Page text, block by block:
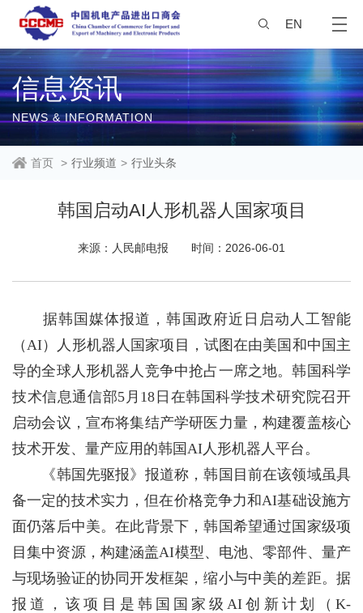
EN
信息资讯
NEWS & INFORMATION
首页 > 行业频道 > 行业头条
韩国启动AI人形机器人国家项目
来源：人民邮电报 时间：2026-06-01
据韩国媒体报道，韩国政府近日启动人工智能
（AI）人形机器人国家项目，试图在由美国和中国主
导的全球人形机器人竞争中抢占一席之地。韩国科学
技术信息通信部5月18日在韩国科学技术研究院召开
启动会议，宣布将集结产学研医力量，构建覆盖核心
技术开发、量产应用的韩国AI人形机器人平台。
《韩国先驱报》报道称，韩国目前在该领域虽具
备一定的技术实力，但在价格竞争力和AI基础设施方
面仍落后中美。在此背景下，韩国希望通过国家级项
目集中资源，构建涵盖AI模型、电池、零部件、量产
与现场验证的协同开发框架，缩小与中美的差距。据
报道，该项目是韩国国家级AI创新计划（K-